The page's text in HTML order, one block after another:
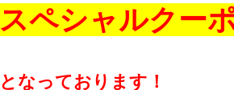
スペシャルクー
となっております！